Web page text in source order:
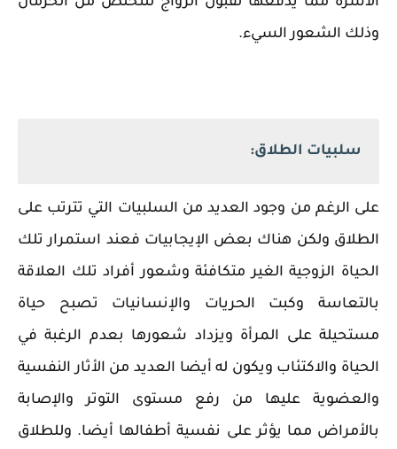
وذلك الشعور السيء.
سلبيات الطلاق:
على الرغم من وجود العديد من السلبيات التي تترتب على
الطلاق ولكن هناك بعض الإيجابيات فعند استمرار تلك
الحياة الزوجية الغير متكافئة وشعور أفراد تلك العلاقة
بالتعاسة وكبت الحريات والإنسانيات تصبح حياة
مستحيلة على المرأة ويزداد شعورها بعدم الرغبة في
الحياة والاكتئاب ويكون له أيضا العديد من الأثار النفسية
والعضوية عليها من رفع مستوى التوتر والإصابة
بالأمراض مما يؤثر على نفسية أطفالها أيضا. وللطلاق